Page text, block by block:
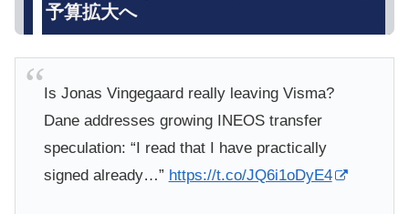
予算拡大へ
Is Jonas Vingegaard really leaving Visma?
Dane addresses growing INEOS transfer
speculation: “I read that I have practically
signed already…” https://t.co/JQ6i1oDyE4